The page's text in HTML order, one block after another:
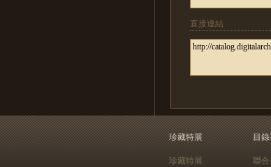
直接連結
珍藏特展
珍藏特展
目
聯